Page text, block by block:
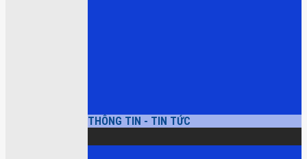
THÔNG TIN - TIN TỨC